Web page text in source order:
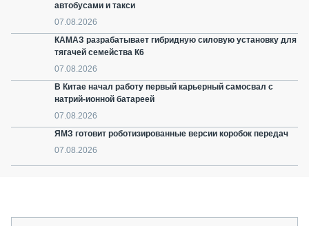
автобусами и такси
07.08.2026
КАМАЗ разрабатывает гибридную силовую установку для
тягачей семейства К6
07.08.2026
В Китае начал работу первый карьерный самосвал с
натрий-ионной батареей
07.08.2026
ЯМЗ готовит роботизированные версии коробок передач
07.08.2026